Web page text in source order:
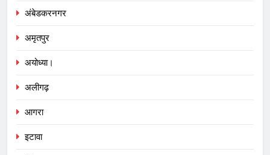
अंबेडकरनगर
अमृतपुर
अयोध्या।
अलीगढ़
आगरा
इटावा